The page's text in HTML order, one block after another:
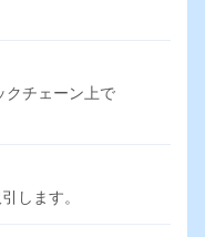
クチェーン上で
します。